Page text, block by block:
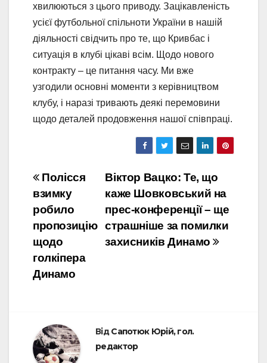
хвилюються з цього приводу. Зацікавленість
усієї футбольної спільноти України в нашій
діяльності свідчить про те, що Кривбас і
ситуація в клубі цікаві всім. Щодо нового
контракту – це питання часу. Ми вже
узгодили основні моменти з керівництвом
клубу, і наразі тривають деякі перемовини
щодо деталей продовження нашої співпраці.
Навігація
записів
Віктор Вацко: Те, що
каже Шовковський на
прес-конференції – ще
страшніше за помилки
захисників Динамо
Полісся
взимку
робило
пропозицію
щодо
голкіпера
Динамо
ВідСапотюк Юрій, гол.
редактор